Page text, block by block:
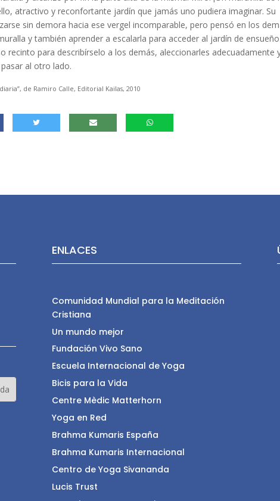
atractivo y reconfortante jardín que jamás uno pudiera imaginar. Su
sin demora hacia ese vergel incomparable, pero pensó en los
y también aprender a escalarla para acceder al jardín de
recinto para describírselo a los demás, aleccionarles adecuadamente
al otro lado.
de Ramiro Calle, Editorial Kailas, 2010
ENLACES
Comunidad Mundial para la Meditación
Cristiana
Un mundo mejor
Fundación Vivo Sano
Escuela Internacional de Yoga
Bicis para la Vida
Centre Mèdic Matterhorn
Yoga en Red
Brahma Kumaris España
Brahma Kumaris Internacional
Centro de Yoga Sivananda
Lucis Trust